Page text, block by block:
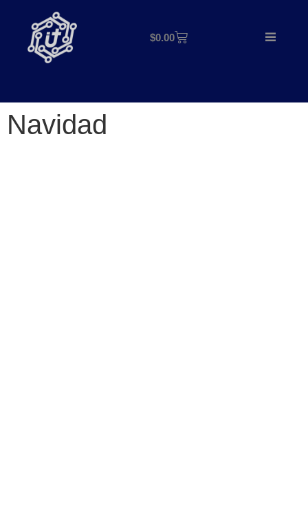
$0.00
Navidad